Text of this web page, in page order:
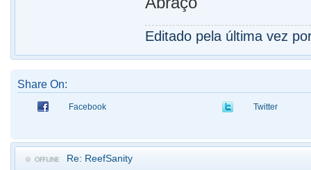
Editado pela última vez
Share On:
Facebook Twitter
Re: ReefSanity